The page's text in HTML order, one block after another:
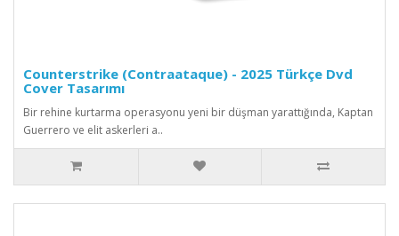
Counterstrike (Contraataque) - 2025 Türkçe Dvd
Cover Tasarımı
Bir rehine kurtarma operasyonu yeni bir düşman yarattığında, Kaptan
Guerrero ve elit askerleri a..